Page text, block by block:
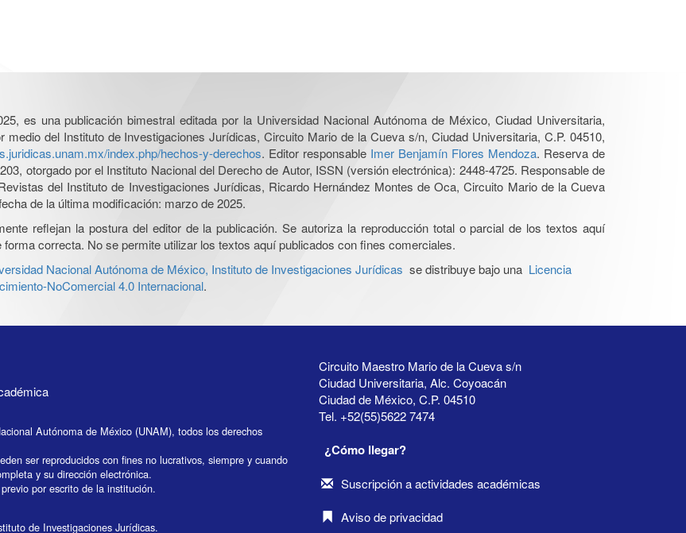
es una publicación bimestral editada por la Universidad Nacional Autónoma de México, Ciudad Universitaria,
del Instituto de Investigaciones Jurídicas, Circuito Mario de la Cueva s/n, Ciudad Universitaria, C.P. 04510,
index.php/hechos-y-derechos. Editor responsable Imer Benjamín Flores Mendoza. Reserva de
otorgado por el Instituto Nacional del Derecho de Autor, ISSN (versión electrónica): 2448-4725. Responsable de
del Instituto de Investigaciones Jurídicas, Ricardo Hernández Montes de Oca, Circuito Mario de la Cueva
de la última modificación: marzo de 2025.
reflejan la postura del editor de la publicación. Se autoriza la reproducción total o parcial de los textos aquí
correcta. No se permite utilizar los textos aquí publicados con fines comerciales.
Nacional Autónoma de México, Instituto de Investigaciones Jurídicas se distribuye bajo una Licencia
NoComercial 4.0 Internacional.
Autónoma de México (UNAM), todos los derechos
ser reproducidos con fines no lucrativos, siempre y cuando
y su dirección electrónica.
por escrito de la institución.
de Investigaciones Jurídicas.
Circuito Maestro Mario de la Cueva s/n
Ciudad Universitaria, Alc. Coyoacán
Ciudad de México, C.P. 04510
Tel. +52(55)5622 7474
¿Cómo llegar?
Suscripción a actividades académicas
Aviso de privacidad